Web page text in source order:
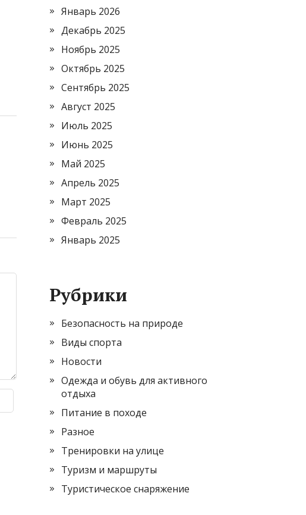
Январь 2026
Декабрь 2025
Ноябрь 2025
Октябрь 2025
Сентябрь 2025
Август 2025
Июль 2025
Июнь 2025
Май 2025
Апрель 2025
Март 2025
Февраль 2025
Январь 2025
Рубрики
Безопасность на природе
Виды спорта
Новости
Одежда и обувь для активного
отдыха
Питание в походе
Разное
Тренировки на улице
Туризм и маршруты
Туристическое снаряжение